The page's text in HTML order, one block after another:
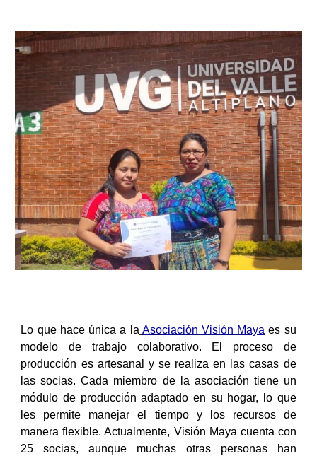
Lo que hace única a la Asociación Visión Maya es su
modelo de trabajo colaborativo. El proceso de
producción es artesanal y se realiza en las casas de
las socias. Cada miembro de la asociación tiene un
módulo de producción adaptado en su hogar, lo que
les permite manejar el tiempo y los recursos de
manera flexible. Actualmente, Visión Maya cuenta con
25 socias, aunque muchas otras personas han